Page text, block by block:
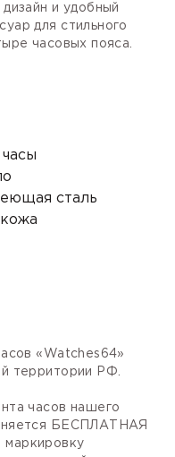
и удобный
для стильного
часовых пояса.
сталь
«Watches64»
территории РФ.
часов нашего
БЕСПЛАТНАЯ